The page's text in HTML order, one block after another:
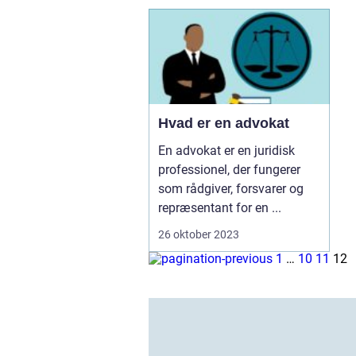
Hvad er en advokat
En advokat er en juridisk
professionel, der fungerer
som rådgiver, forsvarer og
repræsentant for en ...
26 oktober 2023
1 … 10 11 12